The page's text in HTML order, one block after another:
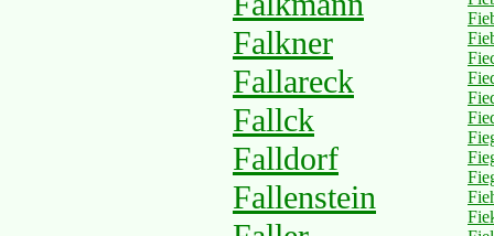
Falkner
Fallareck
Fallck
Falldorf
Fallenstein